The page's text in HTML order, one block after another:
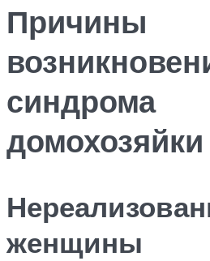
Причины
синдрома
домохозяйки
женщины